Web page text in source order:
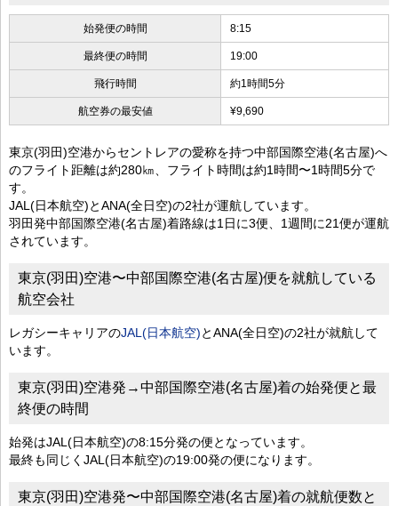
始発便の時間 8:15
最終便の時間 19:00
飛行時間 約1時間5分
航空券の最安値 ¥9,690
東京(羽田)空港からセントレアの愛称を持つ中部国際空港(名古屋)へ
のフライト距離は約280㎞、フライト時間は約1時間〜1時間5分で
す。
JAL(日本航空)とANA(全日空)の2社が運航しています。
羽田発中部国際空港(名古屋)着路線は1日に3便、1週間に21便が運航
されています。
東京(羽田)空港〜中部国際空港(名古屋)便を就航している
航空会社
レガシーキャリアのJAL(日本航空)とANA(全日空)の2社が就航して
います。
東京(羽田)空港発→中部国際空港(名古屋)着の始発便と最
終便の時間
始発はJAL(日本航空)の8:15分発の便となっています。
最終も同じくJAL(日本航空)の19:00発の便になります。
東京(羽田)空港発〜中部国際空港(名古屋)着の就航便数と